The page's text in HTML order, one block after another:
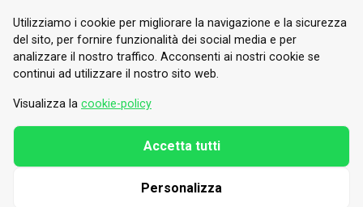
© 2026 Valle di Susa
Tesori di Arte e Cultura Alpina
Tel.
E-mail.info@vallesusa-tesori.it
Utilizziamo i cookie per migliorare la navigazione e la sicurezza
del sito, per fornire funzionalità dei social media e per
analizzare il nostro traffico. Acconsenti ai nostri cookie se
continui ad utilizzare il nostro sito web.
Visualizza la cookie-policy
Personalizza
Accetta tutti